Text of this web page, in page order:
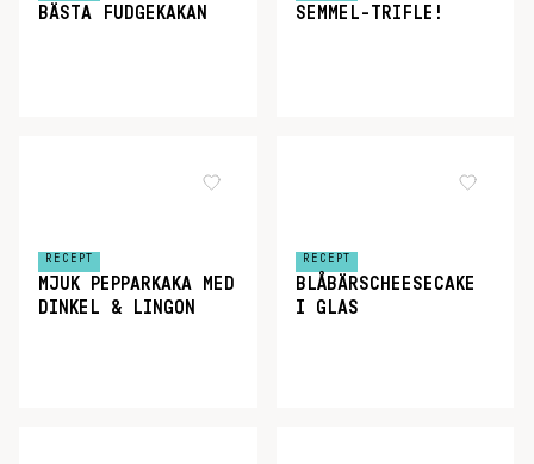
BÄSTA FUDGEKAKAN SEMMEL-TRIFLE!
RECEPT
MJUK PEPPARKAKA MED
DINKEL & LINGON
RECEPT
BLÅBÄRSCHEESECAKE
I GLAS